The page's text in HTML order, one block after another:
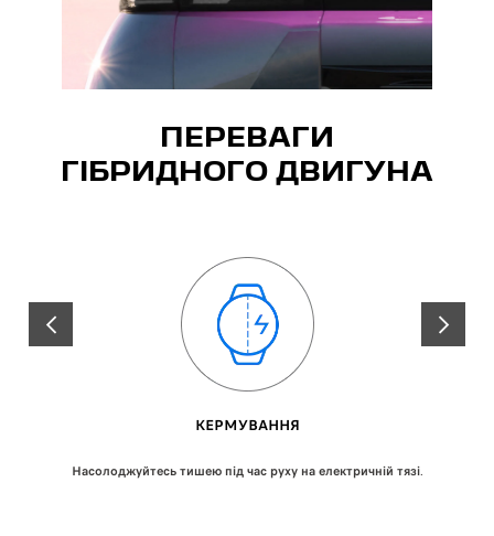
ПЕРЕВАГИ
ГІБРИДНОГО ДВИГУНА
ПОПЕРЕДНІЙ
КЕРМУВАННЯ
Насолоджуйтесь тишею під час руху на електричній тязі.